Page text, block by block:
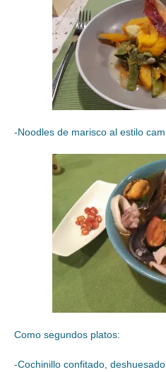
-Noodles de marisco al estilo
Como segundos platos:
-Cochinillo confitado,